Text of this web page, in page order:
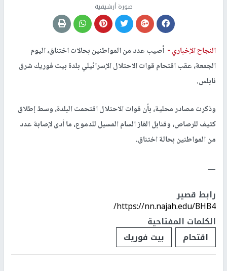
صورة أرشيفية
النجاح الإخباري - أصيب عدد من المواطنين بحالات اختناق، اليوم
الجمعة، عقب اقتحام قوات الاحتلال الإسرائيلي بلدة بيت فوريك شرق
نابلس.
وذكرت مصادر محلية، بأن قوات الاحتلال اقتحمت البلدة، وسط إطلاق
كثيف للرصاص، وقنابل الغاز السام المسيل للدموع، ما أدى لإصابة عدد
من المواطنين بحالة اختناق.
ــــ
رابط قصير
https://nn.najah.edu/BHB4/
الكلمات المفتاحية
اقتحام
بيت فوريك